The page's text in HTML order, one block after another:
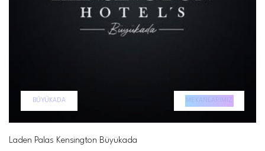
MEKANLARIMIZ
BÜYÜKADA
Laden Palas Kensington Büyükada